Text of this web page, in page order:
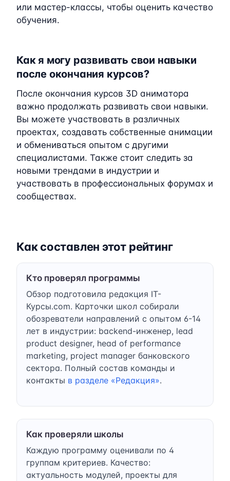
или мастер-классы, чтобы оценить качество
обучения.
Как я могу развивать свои навыки
после окончания курсов?
После окончания курсов 3D аниматора
важно продолжать развивать свои навыки.
Вы можете участвовать в различных
проектах, создавать собственные анимации
и обмениваться опытом с другими
специалистами. Также стоит следить за
новыми трендами в индустрии и
участвовать в профессиональных форумах и
сообществах.
Как составлен этот рейтинг
Кто проверял программы
Обзор подготовила редакция IT-
Курсы.com. Карточки школ собирали
обозреватели направлений с опытом 6-14
лет в индустрии: backend-инженер, lead
product designer, head of performance
marketing, project manager банковского
сектора. Полный состав команды и
контакты в разделе «Редакция».
Как проверяли школы
Каждую программу оценивали по 4
группам критериев. Качество:
актуальность модулей, проекты для